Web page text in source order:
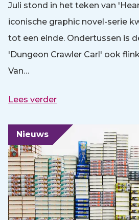
Juli stond in het teken van
iconische graphic novel-serie
tot een einde. Ondertussen is
'Dungeon Crawler Carl' ook
Van…
Lees verder
Nieuws